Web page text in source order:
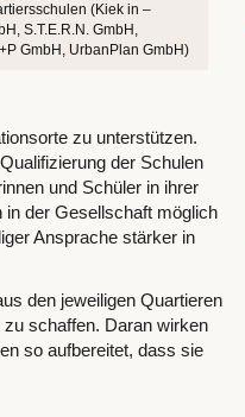
(Kiek in –
S.T.E.R.N. GmbH,
GmbH, UrbanPlan GmbH)
zu unterstützen.
der Schulen
und Schüler in ihrer
in der Gesellschaft möglich
Ansprache stärker in
den jeweiligen Quartieren
schaffen. Daran wirken
so aufbereitet, dass sie